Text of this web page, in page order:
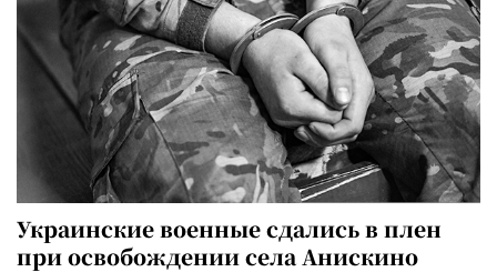
Украинские военные сдались в плен
при освобождении села Анискино